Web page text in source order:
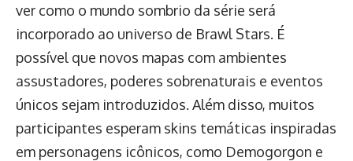
ver como o mundo sombrio da série será
incorporado ao universo de Brawl Stars. É
possível que novos mapas com ambientes
assustadores, poderes sobrenaturais e eventos
únicos sejam introduzidos. Além disso, muitos
participantes esperam skins temáticas inspiradas
em personagens icônicos, como Demogorgon e